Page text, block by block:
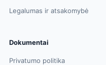
Legalumas ir atsakomybė
Dokumentai
Privatumo politika